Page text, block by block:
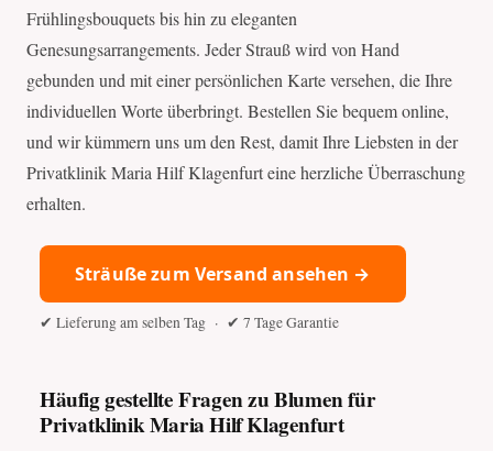
Frühlingsbouquets bis hin zu eleganten
Genesungsarrangements. Jeder Strauß wird von Hand
gebunden und mit einer persönlichen Karte versehen, die Ihre
individuellen Worte überbringt. Bestellen Sie bequem online,
und wir kümmern uns um den Rest, damit Ihre Liebsten in der
Privatklinik Maria Hilf Klagenfurt eine herzliche Überraschung
erhalten.
Sträuße zum Versand ansehen →
✔ Lieferung am selben Tag · ✔ 7 Tage Garantie
Häufig gestellte Fragen zu Blumen für
Privatklinik Maria Hilf Klagenfurt